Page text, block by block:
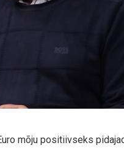
mõju positiivseks